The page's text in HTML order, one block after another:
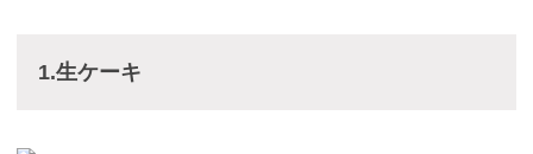
1.生ケーキ